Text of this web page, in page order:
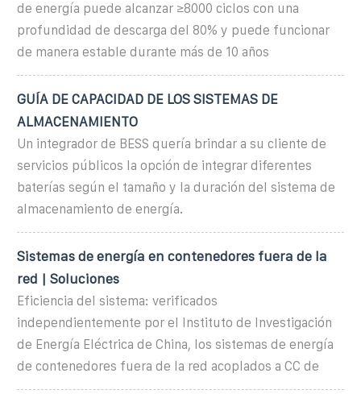
de energía puede alcanzar ≥8000 ciclos con una
profundidad de descarga del 80% y puede funcionar
de manera estable durante más de 10 años
GUÍA DE CAPACIDAD DE LOS SISTEMAS DE
ALMACENAMIENTO
Un integrador de BESS quería brindar a su cliente de
servicios públicos la opción de integrar diferentes
baterías según el tamaño y la duración del sistema de
almacenamiento de energía.
Sistemas de energía en contenedores fuera de la
red | Soluciones
Eficiencia del sistema: verificados
independientemente por el Instituto de Investigación
de Energía Eléctrica de China, los sistemas de energía
de contenedores fuera de la red acoplados a CC de